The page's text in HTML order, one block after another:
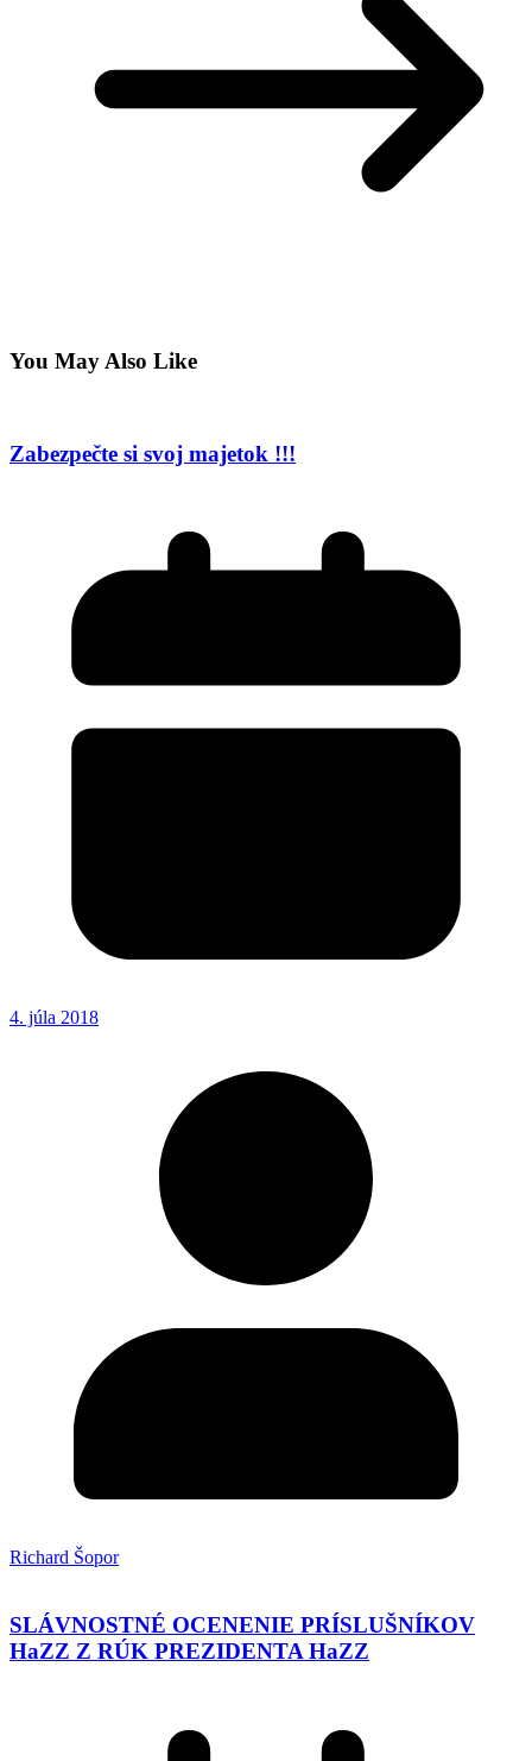
You May Also Like
Zabezpečte si svoj majetok !!!
4. júla 2018
Richard Šopor
SLÁVNOSTNÉ OCENENIE PRÍSLUŠNÍKOV
HaZZ Z RÚK PREZIDENTA HaZZ